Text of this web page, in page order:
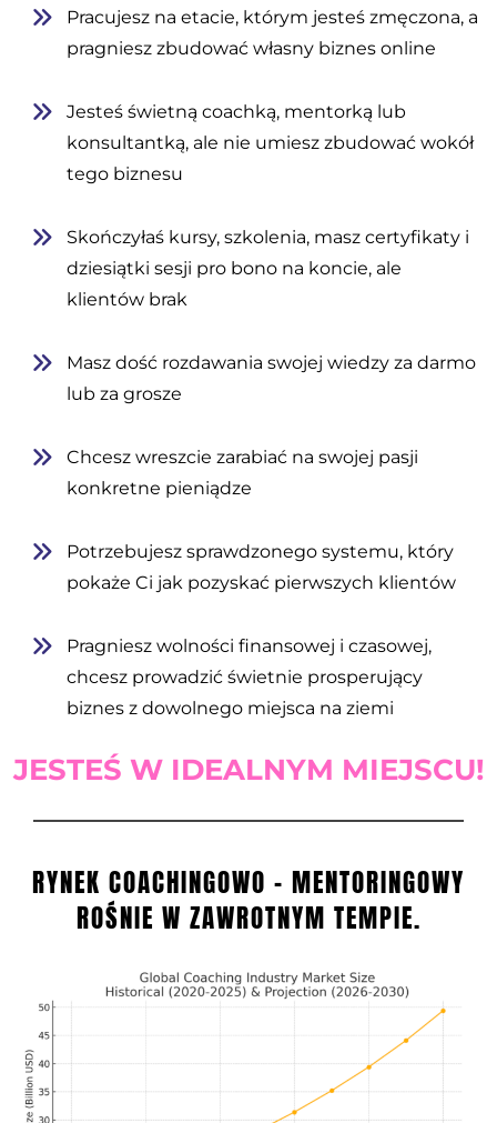
Pracujesz na etacie, którym jesteś zmęczona, a
pragniesz zbudować własny biznes online
Jesteś świetną coachką, mentorką lub
konsultantką, ale nie umiesz zbudować wokół
tego biznesu
Skończyłaś kursy, szkolenia, masz certyfikaty i
dziesiątki sesji pro bono na koncie, ale
klientów brak
Masz dość rozdawania swojej wiedzy za darmo
lub za grosze
Chcesz wreszcie zarabiać na swojej pasji
konkretne pieniądze
Potrzebujesz sprawdzonego systemu, który
pokaże Ci jak pozyskać pierwszych klientów
Pragniesz wolności finansowej i czasowej,
chcesz prowadzić świetnie prosperujący
biznes z dowolnego miejsca na ziemi
JESTEŚ W IDEALNYM MIEJSCU!
RYNEK COACHINGOWO - MENTORINGOWY
ROŚNIE W ZAWROTNYM TEMPIE.